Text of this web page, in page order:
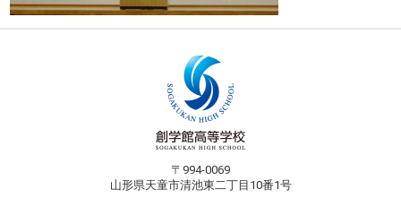
〒994-0069
山形県天童市清池東二丁目10番1号